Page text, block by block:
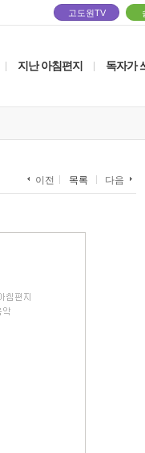
고도원TV
지난 아침편지 독자가
이전 목록 다음